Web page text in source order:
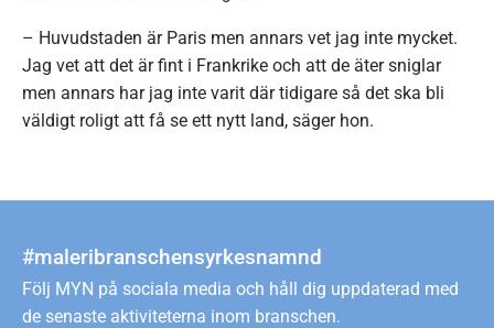
– Huvudstaden är Paris men annars vet jag inte mycket.
Jag vet att det är fint i Frankrike och att de äter sniglar
men annars har jag inte varit där tidigare så det ska bli
väldigt roligt att få se ett nytt land, säger hon.
#maleribranschensyrkesnamnd
Följ MYN på sociala media och håll dig uppdaterad med
de senaste aktiviteterna inom branschen.